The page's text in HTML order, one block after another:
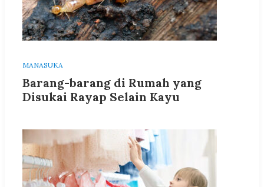
MANASUKA
Barang-barang di Rumah yang
Disukai Rayap Selain Kayu